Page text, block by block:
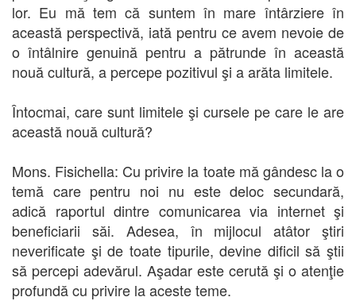
lor. Eu mă tem că suntem în mare întârziere în
această perspectivă, iată pentru ce avem nevoie de
o întâlnire genuină pentru a pătrunde în această
nouă cultură, a percepe pozitivul şi a arăta limitele.
Întocmai, care sunt limitele şi cursele pe care le are
această nouă cultură?
Mons. Fisichella: Cu privire la toate mă gândesc la o
temă care pentru noi nu este deloc secundară,
adică raportul dintre comunicarea via internet şi
beneficiarii săi. Adesea, în mijlocul atâtor ştiri
neverificate şi de toate tipurile, devine dificil să ştii
să percepi adevărul. Aşadar este cerută şi o atenţie
profundă cu privire la aceste teme.